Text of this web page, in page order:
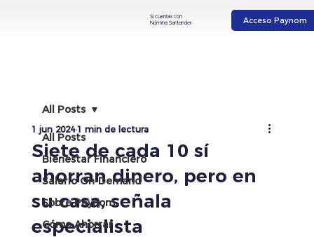
Acceso Paynom
Si cuentas con
Nómina Santander:
All Posts
Bienestar Financiero
Salario On-Demand
Sobre Paynom
Cómo Ahorrar
All Posts
Siete de cada 10 sí
ahorran dinero, pero en
su casa, señala
especialista
1 jun 2024 1 min de lectura